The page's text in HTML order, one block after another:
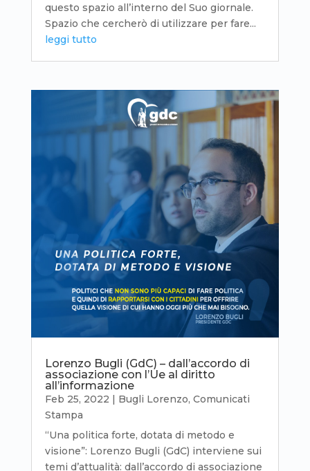
questo spazio all’interno del Suo giornale.
Spazio che cercherò di utilizzare per fare...
leggi tutto
Lorenzo Bugli (GdC) – dall’accordo di
associazione con l’Ue al diritto
all’informazione
Feb 25, 2022 Bugli Lorenzo, Comunicati
Stampa
“Una politica forte, dotata di metodo e
visione”: Lorenzo Bugli (GdC) interviene sui
temi d’attualità: dall’accordo di associazione